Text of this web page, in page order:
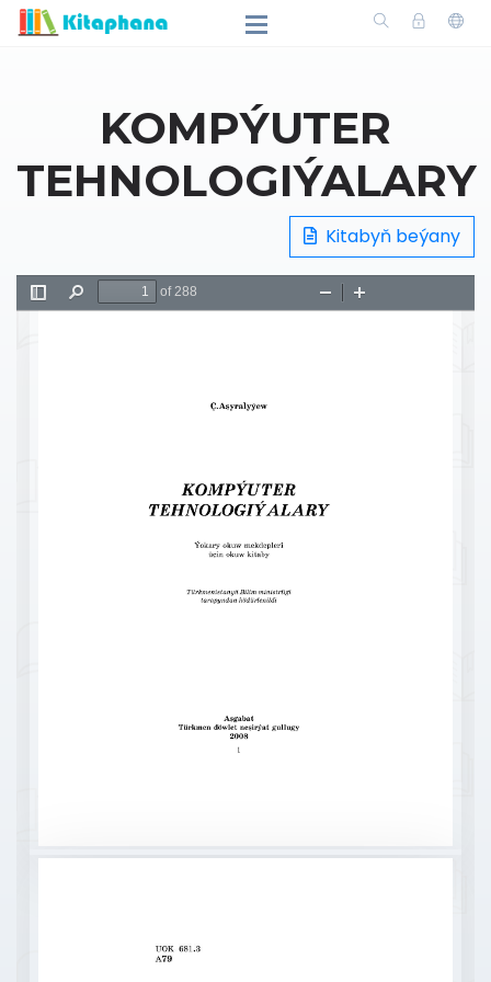
KOMPÝUTER
TEHNOLOGIÝALARY
Kitabyň beýany